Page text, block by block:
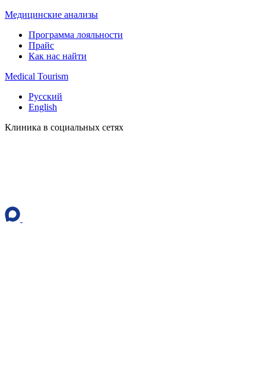
Медицинские анализы
Программа лояльности
Прайс
Как нас найти
Medical Tourism
Русский
English
Клиника в социальных сетях